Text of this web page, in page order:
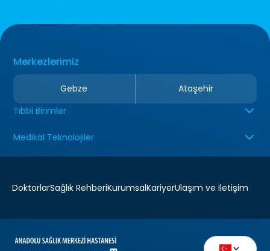
Merkezlerimiz
Gebze
Ataşehir
Tıbbi Birimler
Medikal Teknolojiler
DoktorlarSağlık RehberiKurumsalKariyerUlaşım ve İletişim